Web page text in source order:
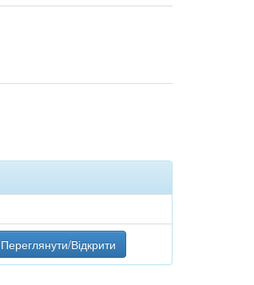
Переглянути/Відкрити